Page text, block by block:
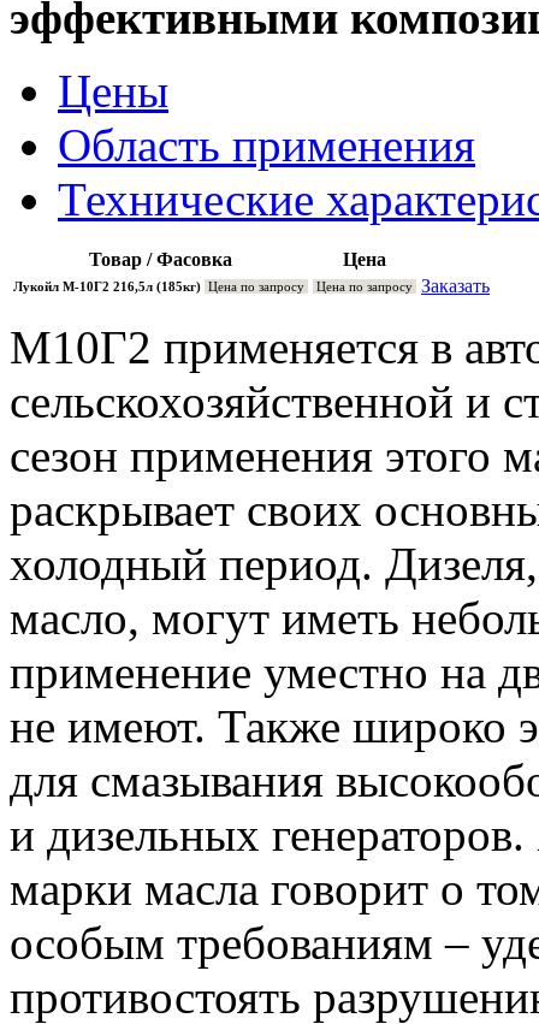
эффективными
Цены
Область применения
Технические
Товар / Фасовка Цена
Лукойл М-10Г2 216,5л (185кг) Цена по запросу Цена по запросу Заказать
М10Г2 применяется в
сельскохозяйственной и
сезон применения этого
раскрывает своих
холодный период.
масло, могут иметь
применение уместно на
не имеют. Также широко
для смазывания
и дизельных
марки масла говорит о
особым требованиям –
противостоять